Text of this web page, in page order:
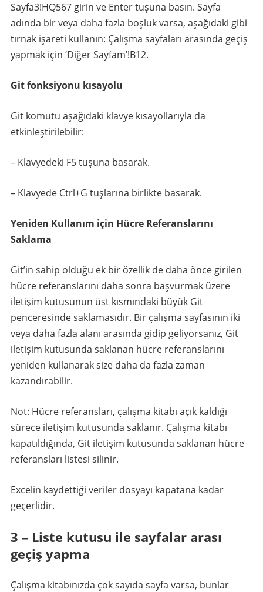
Sayfa3!HQ567 girin ve Enter tuşuna basın. Sayfa
adında bir veya daha fazla boşluk varsa, aşağıdaki gibi
tırnak işareti kullanın: Çalışma sayfaları arasında geçiş
yapmak için ‘Diğer Sayfam’!B12.
Git fonksiyonu kısayolu
Git komutu aşağıdaki klavye kısayollarıyla da
etkinleştirilebilir:
– Klavyedeki F5 tuşuna basarak.
– Klavyede Ctrl+G tuşlarına birlikte basarak.
Yeniden Kullanım için Hücre Referanslarını
Saklama
Git’in sahip olduğu ek bir özellik de daha önce girilen
hücre referanslarını daha sonra başvurmak üzere
iletişim kutusunun üst kısmındaki büyük Git
penceresinde saklamasıdır. Bir çalışma sayfasının iki
veya daha fazla alanı arasında gidip geliyorsanız, Git
iletişim kutusunda saklanan hücre referanslarını
yeniden kullanarak size daha da fazla zaman
kazandırabilir.
Not: Hücre referansları, çalışma kitabı açık kaldığı
sürece iletişim kutusunda saklanır. Çalışma kitabı
kapatıldığında, Git iletişim kutusunda saklanan hücre
referansları listesi silinir.
Excelin kaydettiği veriler dosyayı kapatana kadar
geçerlidir.
3 – Liste kutusu ile sayfalar arası
geçiş yapma
Çalışma kitabınızda çok sayıda sayfa varsa, bunlar